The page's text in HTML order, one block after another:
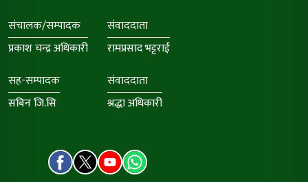
संचालक/सम्पादक
प्रकाश चन्द्र अधिकारी
संवाददाता
रामप्रसाद भट्टराई
सह-सम्पादक
सबिन जि.सि
संवाददाता
श्रद्धा अधिकारी